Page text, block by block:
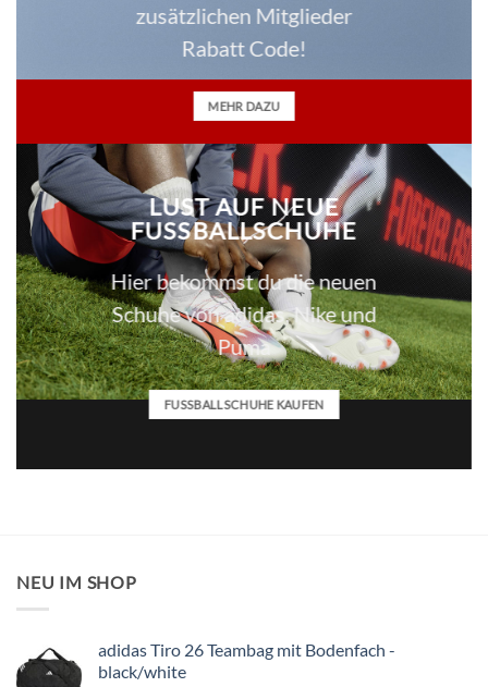
zusätzlichen Mitglieder
Rabatt Code!
MEHR DAZU
LUST AUF NEUE
FUSSBALLSCHUHE
Hier bekommst du die neuen
Schuhe von adidas, Nike und
Puma
FUSSBALLSCHUHE KAUFEN
NEU IM SHOP
adidas Tiro 26 Teambag mit Bodenfach -
black/white